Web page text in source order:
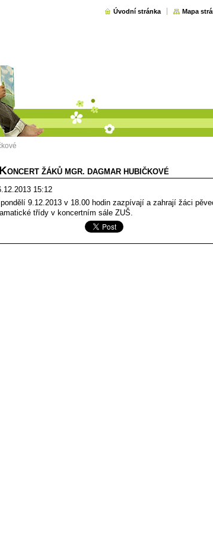
Úvodní stránka Mapa
KONCERT ŽÁKŮ MGR. DAGMAR HUBIČKOVÉ
15:12
9.12.2013 v 18.00 hodin zazpívají a zahrají žáci
třídy v koncertním sále ZUŠ.